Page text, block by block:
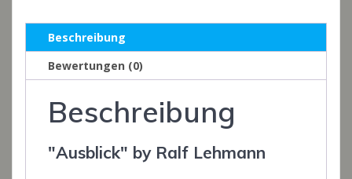
Beschreibung
Bewertungen (0)
Beschreibung
"Ausblick" by Ralf Lehmann